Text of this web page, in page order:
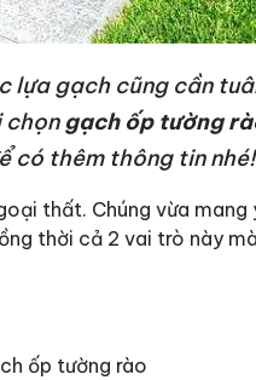
lựa gạch cũng cần
chọn gạch ốp tường
có thêm thông tin nhé!
thất. Chúng vừa mang
thời cả 2 vai trò này
ốp tường rào